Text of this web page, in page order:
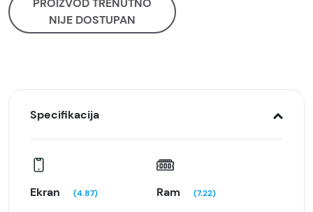
PROIZVOD TRENUTNO
NIJE DOSTUPAN
Specifikacija
Ekran (4.87) Ram (7.22)